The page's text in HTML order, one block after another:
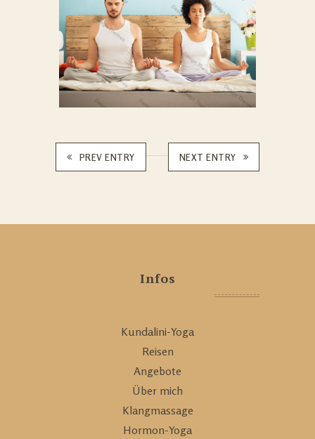
PREV ENTRY NEXT ENTRY
Infos
Kundalini-Yoga
Reisen
Angebote
Über mich
Klangmassage
Hormon-Yoga